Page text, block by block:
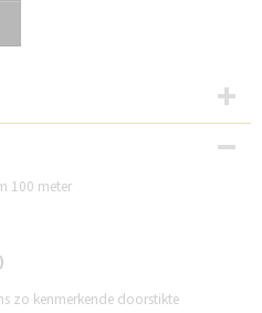
100 meter
zo kenmerkende doorstikte